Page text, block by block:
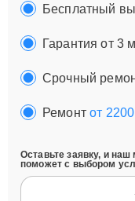
Бесплатный
Гарантия от 3
Срочный
Ремонтот
Оставьте заявку, и
поможет с выбором